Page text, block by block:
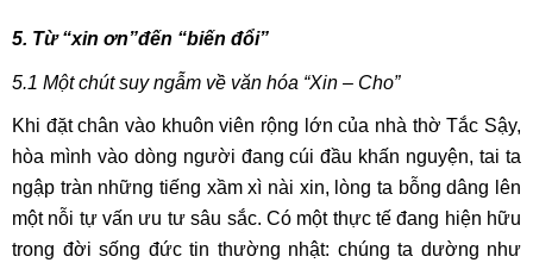
5. Từ “xin ơn”đến “biến đổi”
​​​​​​​​​​​​​​5.1 Một chút suy ngẫm về văn hóa “Xin – Cho”
Khi đặt chân vào khuôn viên rộng lớn của nhà thờ Tắc Sậy,
hòa mình vào dòng người đang cúi đầu khấn nguyện, tai ta
ngập tràn những tiếng xầm xì nài xin, lòng ta bỗng dâng lên
một nỗi tự vấn ưu tư sâu sắc. Có một thực tế đang hiện hữu
trong đời sống đức tin thường nhật: chúng ta dường như